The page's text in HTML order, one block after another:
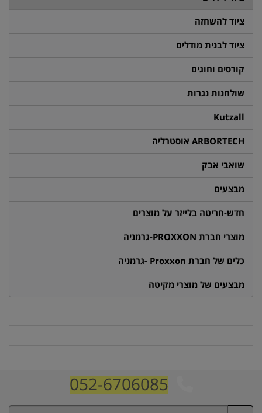
ציוד להשחזה
ציוד לבנית מודלים
קורסים וחוגים
שולחנות נגרות
Kutzall
ARBORTECH אוסטרליה
שואבי אבק
מבצעים
חדש-חריטה בלייזר על מוצרים
מוצרי חברת PROXXON-גרמניה
כלים של חברת Proxxon -גרמניה
מבצעים של מוצרי מקיטה
052-6706085